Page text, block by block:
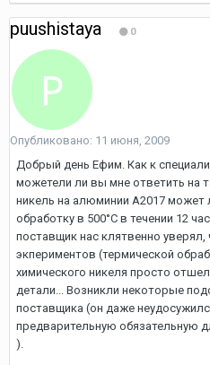
puushistaya 0
Опубликовано: 11 июня, 2009
Добрый день Ефим. Как к
можетели ли вы мне ответить на
никель на алюминии А2017
обработку в 500°С в течении 12
поставщик нас клятвенно уверял,
экпериментов (термической
химического никеля просто
детали... Возникли некоторые
поставщика (он даже
предварительную обязательную
).